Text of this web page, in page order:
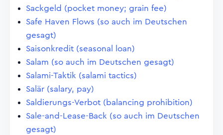
Sackgeld (pocket money; grain fee)
Safe Haven Flows (so auch im Deutschen
gesagt)
Saisonkredit (seasonal loan)
Salam (so auch im Deutschen gesagt)
Salami-Taktik (salami tactics)
Salär (salary, pay)
Saldierungs-Verbot (balancing prohibition)
Sale-and-Lease-Back (so auch im Deutschen
gesagt)